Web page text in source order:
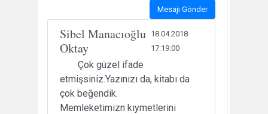
Mesajı Gönder
Sibel Manacıoğlu
Oktay
18.04.2018
17:19:00
Çok güzel ifade
etmişsiniz.Yazınızı da, kitabı da
çok beğendik.
Memleketimizn kıymetlerini